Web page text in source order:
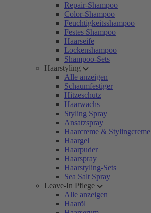
Repair-Shampoo
Color-Shampoo
Feuchtigkeitsshampoo
Festes Shampoo
Haarseife
Lockenshampoo
Shampoo-Sets
Haarstyling
Alle anzeigen
Schaumfestiger
Hitzeschutz
Haarwachs
Styling Spray
Ansatzspray
Haarcreme & Stylingcreme
Haargel
Haarpuder
Haarspray
Haarstyling-Sets
Sea Salt Spray
Leave-In Pflege
Alle anzeigen
Haaröl